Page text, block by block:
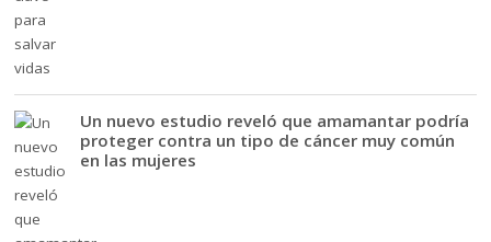
Un nuevo estudio reveló que amamantar podría
proteger contra un tipo de cáncer muy común
en las mujeres